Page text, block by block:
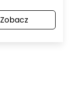
Zobacz